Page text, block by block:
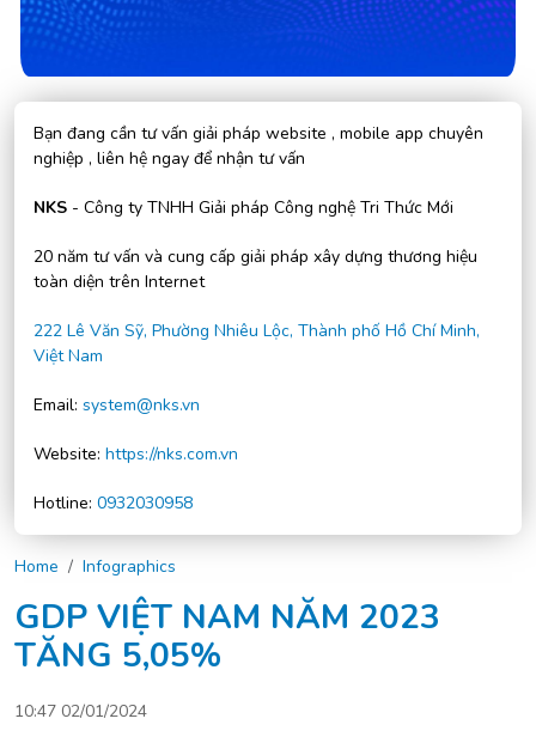
Bạn đang cần tư vấn giải pháp website , mobile app chuyên
nghiệp , liên hệ ngay để nhận tư vấn
NKS - Công ty TNHH Giải pháp Công nghệ Tri Thức Mới
20 năm tư vấn và cung cấp giải pháp xây dựng thương hiệu
toàn diện trên Internet
222 Lê Văn Sỹ, Phường Nhiêu Lộc, Thành phố Hồ Chí Minh,
Việt Nam
Email: system@nks.vn
Website: https://nks.com.vn
Hotline: 0932030958
Home Infographics
GDP VIỆT NAM NĂM 2023
TĂNG 5,05%
10:47 02/01/2024